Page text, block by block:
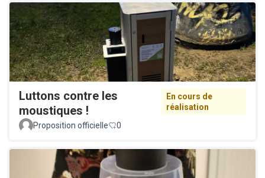
Luttons contre les
moustiques !
En cours de
réalisation
Proposition officielle
0